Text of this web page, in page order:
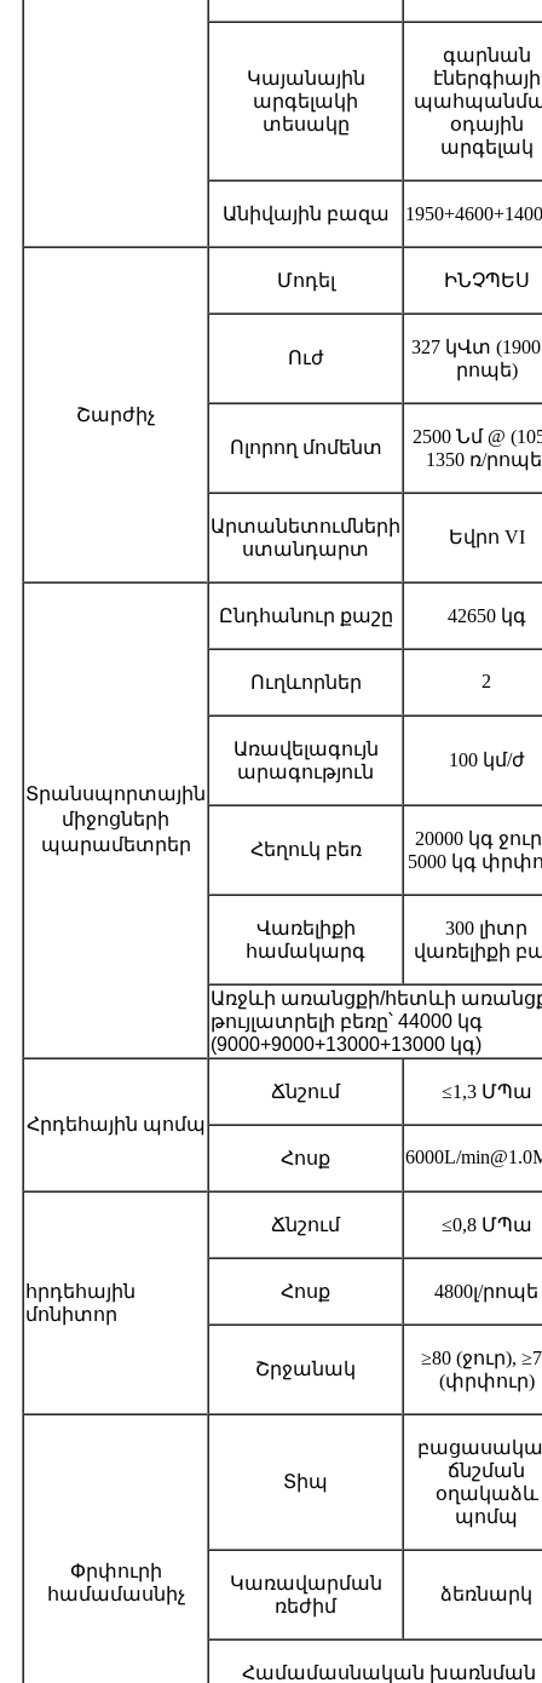
Կայանային
արգելակի
տեսակը
գարնան
էներգիայի
օդային
արգելակ
Անիվային բազա
Շարժիչ
Մոդել ԻՆՉՊԵՍ
Ուժ
327 կՎտ
րոպե)
Ոլորող մոմենտ
2500 Նմ @
1350 ռ/
Արտանետումների
ստանդարտ
Եվրո VI
Տրանսպորտային
միջոցների
պարամետրեր
Ընդհանուր քաշը 42650 կգ
Ուղևորներ 2
Առավելագույն
արագություն
100 կմ/ժ
Հեղուկ բեռ
20000 կգ
5000 կգ
Վառելիքի
համակարգ
300 լիտր
վառելիքի
Առջևի առանցքի/հետևի
թույլատրելի բեռը՝ 44000 կգ
(9000+9000+13000+13000 կգ)
Հրդեհային պոմպ
Ճնշում ≤1,3 ՄՊա
Հոսք 6000L/
հրդեհային
մոնիտոր
Ճնշում ≤0,8 ՄՊա
Հոսք 4800լ/րոպե
Շրջանակ
≥80 (ջուր),
(փրփուր)
Փրփուրի
համամասնիչ
Տիպ
ճնշման
օղակաձև
պոմպ
Կառավարման
ռեժիմ
ձեռնարկ
Համամասնական խառնման